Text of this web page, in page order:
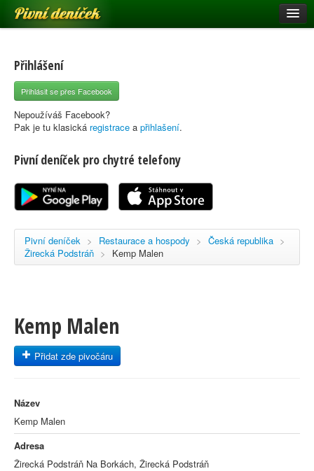
Pivní deníček
Pivní mapa
Pivní značky
Nápověda
Registrace
Přihlášení
Přihlásit se přes Facebook
Nepoužíváš Facebook?
Pak je tu klasická registrace a přihlašení.
Pivní deníček pro chytré telefony
Pivní deníček > Restaurace a hospody > Česká republika >
Žirecká Podstráň > Kemp Malen
Kemp Malen
Přidat zde pivočáru
Název
Kemp Malen
Adresa
Žirecká Podstráň Na Borkách, Žirecká Podstráň